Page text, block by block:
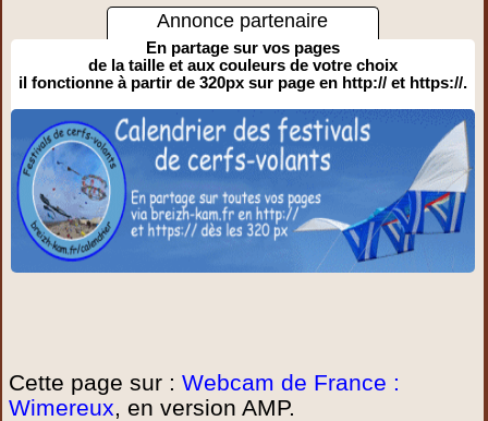
Annonce partenaire
En partage sur vos pages
de la taille et aux couleurs de votre choix
il fonctionne à partir de 320px sur page en http:// et https://.
Cette page sur :Webcam de France :
Wimereux, en version AMP.